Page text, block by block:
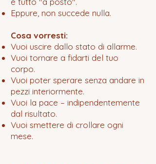
Eppure, non succede nulla.
Cosa vorresti:
Vuoi uscire dallo stato di allarme.
Vuoi tornare a fidarti del tuo
corpo.
Vuoi poter sperare senza andare in
pezzi interiormente.
Vuoi la pace – indipendentemente
dal risultato.
Vuoi smettere di crollare ogni
mese.